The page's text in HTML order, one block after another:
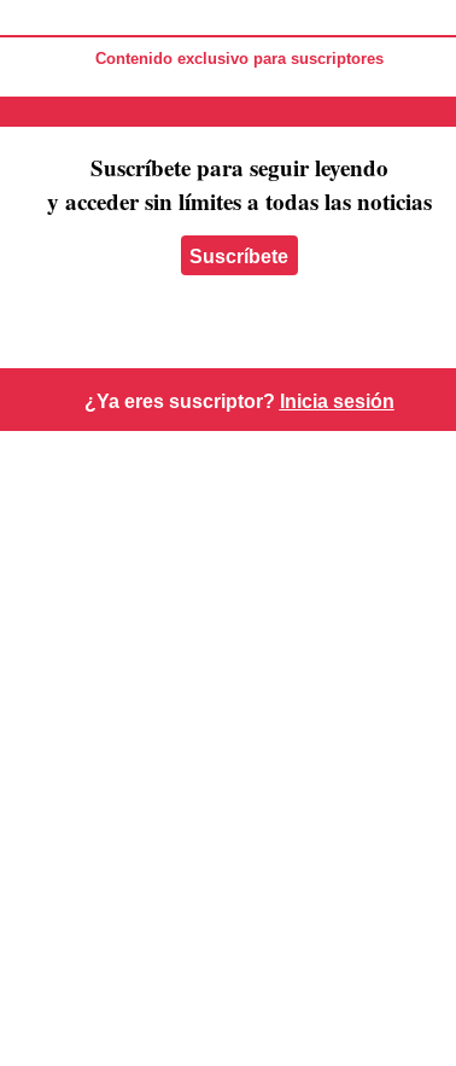
Contenido exclusivo para suscriptores
Suscríbete para seguir leyendo
y acceder sin límites a todas las noticias
Suscríbete
¿Ya eres suscriptor? Inicia sesión